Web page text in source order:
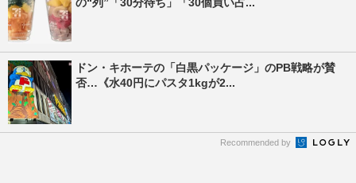
ドン・キホーテの「白黒パッケージ」のPB戦略が賛
否…《水40円にパスタ1kgが2...
Recommended by